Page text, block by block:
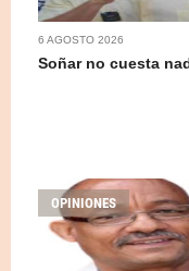
6 AGOSTO 2026
Soñar no cuesta
OPINIONES